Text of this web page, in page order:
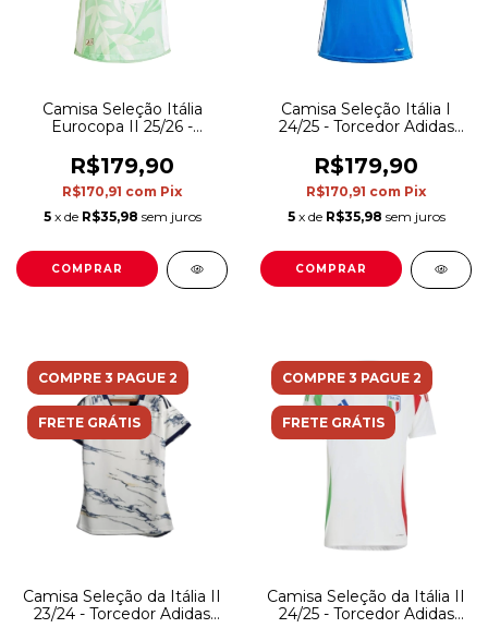
Camisa Seleção Itália
Eurocopa II 25/26 -
- Branca com detalhes em
verde
R$179,90
R$170,91 com Pix
5 x de R$35,98 sem juros
COMPRAR
Camisa Seleção Itália I
24/25 - Torcedor Adidas
R$179,90
R$170,91 com Pix
5 x de R$35,98 sem juros
COMPRAR
COMPRE 3 PAGUE 2
FRETE GRÁTIS
Camisa Seleção da Itália II
23/24 - Torcedor Adidas
COMPRE 3 PAGUE 2
FRETE GRÁTIS
Camisa Seleção da Itália II
24/25 - Torcedor Adidas